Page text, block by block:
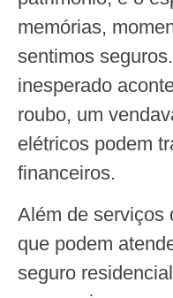
memórias,
sentimos
inesperado
roubo, um
elétricos podem
financeiros.
Além de serviços
que podem
seguro